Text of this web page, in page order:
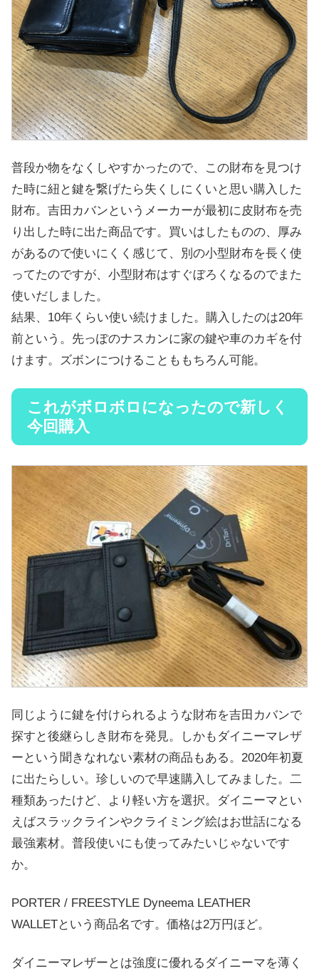
普段か物をなくしやすかったので、この財布を見つけ
た時に紐と鍵を繋げたら失くしにくいと思い購入した
財布。吉田カバンというメーカーが最初に皮財布を売
り出した時に出た商品です。買いはしたものの、厚み
があるので使いにくく感じて、別の小型財布を長く使
ってたのですが、小型財布はすぐぼろくなるのでまた
使いだしました。
結果、10年くらい使い続けました。購入したのは20年
前という。先っぽのナスカンに家の鍵や車のカギを付
けます。ズボンにつけることももちろん可能。
これがボロボロになったので新しく
今回購入
同じように鍵を付けられるような財布を吉田カバンで
探すと後継らしき財布を発見。しかもダイニーマレザ
ーという聞きなれない素材の商品もある。2020年初夏
に出たらしい。珍しいので早速購入してみました。二
種類あったけど、より軽い方を選択。ダイニーマとい
えばスラックラインやクライミング絵はお世話になる
最強素材。普段使いにも使ってみたいじゃないです
か。
PORTER / FREESTYLE Dyneema LEATHER
WALLETという商品名です。価格は2万円ほど。
ダイニーマレザーとは強度に優れるダイニーマを薄く